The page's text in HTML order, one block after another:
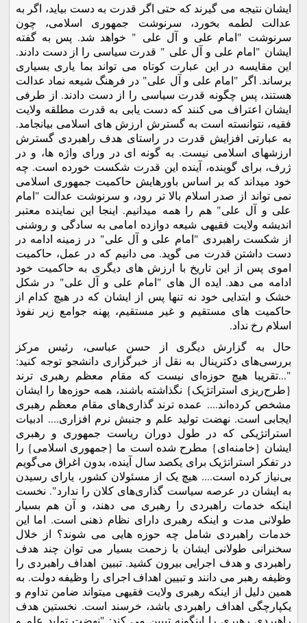
ایشان نتیجه می گیرند که حتی اگر قدرت به دست بیاید، اگر به
عدالت لطمه بخورد، سرنوشت جمهوری اسلامی، چون
سرنوشت "امام علی و آل علی " خواهد شد. پس به گفته
ایشان "امام علی و آل علی " قدرت سیاسی را از دست دادند.
این مقایسه در این عبارت کوتاه می تواند بما یاری بسیاری
برساند. اگر "امام علی و آل علی" در فرهنگ شیعه نماد عدالت
هستند، پس چگونه قدرت سیاسی را از دست دادند. از طرفی
ایشان اعتراف می کنند که دست یابی به قدرت مطلقه ولایت
فقیه، نتوانسته است به گسترش ارزش های اسلامی بیانجامد.
به عبارتی افزایش قدرت در راستای هدف راهبردی گسترش
ارزشهای اسلامی نیست. به گونه ای در ورای واژه ها، و در
ژرف، برای گوینده، آینده این قدرت شکست خورده است. چه
خود میداند که بر اساس باورهایش حاکمیت جمهوری اسلامی
نمی تواند از صدر اسلام بالا تر رود، و سرنوشت عدالت "امام
علی و آل علی" هم را همه میدانیم. اینجا این نماینده معتبر
اندیشه ولایت فقیهی شیعه دوازده امامی به سادگی و روشنی
از شکست راهبردی "امام علی و آل علی" در زمینه ادامه در
دست داشتن قدرت می گوید. می دانیم که در عمل، حاکمیت
اموی پس از این تاریخ با ارزش های دیگری به حاکمیت خود
ادامه می دهد. ایده ال های "امام علی و آل علی" در شکل
خشک و ابتدایی خود نه تنها پس از ایشان که در هیچ کدام از
حاکمیت های مستقیم و غیر مستقیم، پهنه جوامع زیر نفوذ
اسلام رخ نداد.
حال به گزارش دیگری از حسن عباسی، رئیس مرکز
بررسی‌های دکترینال به نقل از خبرگزاری دانشجو توجه کنید:
"...تقریبا هیچ حوزه‌ای نیست که مقام معظم رهبری ترند
{طرح‌ریزی استراتژیک} نگذاشته باشند، همه حوزه‌ها را ایشان
مشخص کرده‌اند.... عمده ترند گذاری‌های مقام معظم رهبری
ایجابی است. نهضت تولید علم و جنبش نرم افزاری.... ادبیات
استراتژیکی که در طول دوران ریاست جمهوری و رهبری
ایشان {خامنه‌ای} مطرح شده است ما {جمهوری اسلامی} را
در تفکر استراتژیک برای یکصد سال آینده، بدون اغراق می‌گویم
بی‌نیاز کرده است.... هیچ یک از مسئولان کشور، یارای رسیدن
به ایشان در عرصه سیاست گذاری‌های کلان را ندارد". نخست
اینکه خدمات راهبردی را رهبری می دهند، و آن هم بسیار
طولانی مدت و اینکه رهبری دارای نظام ذهنی است. اما این
خدمات راهبردی شامل چه حوزه هایی می شوند؟ از خلال
سخنرانی طولانی ایشان با زحمت بسیار می توان چند هدف
راهبردی و هدف اجرایی بیرون کشید. تببین اهداف راهبردی را
وظیفه رهبر می دانند و تبیین اهداف اجرای را وظیفه دولت. به
همین دلیل از اینکه رهبری ولایت فقیهی میتواند ضامن تداوم و
یکپارچگی اهداف راهبردی باشد، خرسند است. نخستین هدف
راهبردی رهبری را اینگونه تببین می کند: "نهضت توليد علم و